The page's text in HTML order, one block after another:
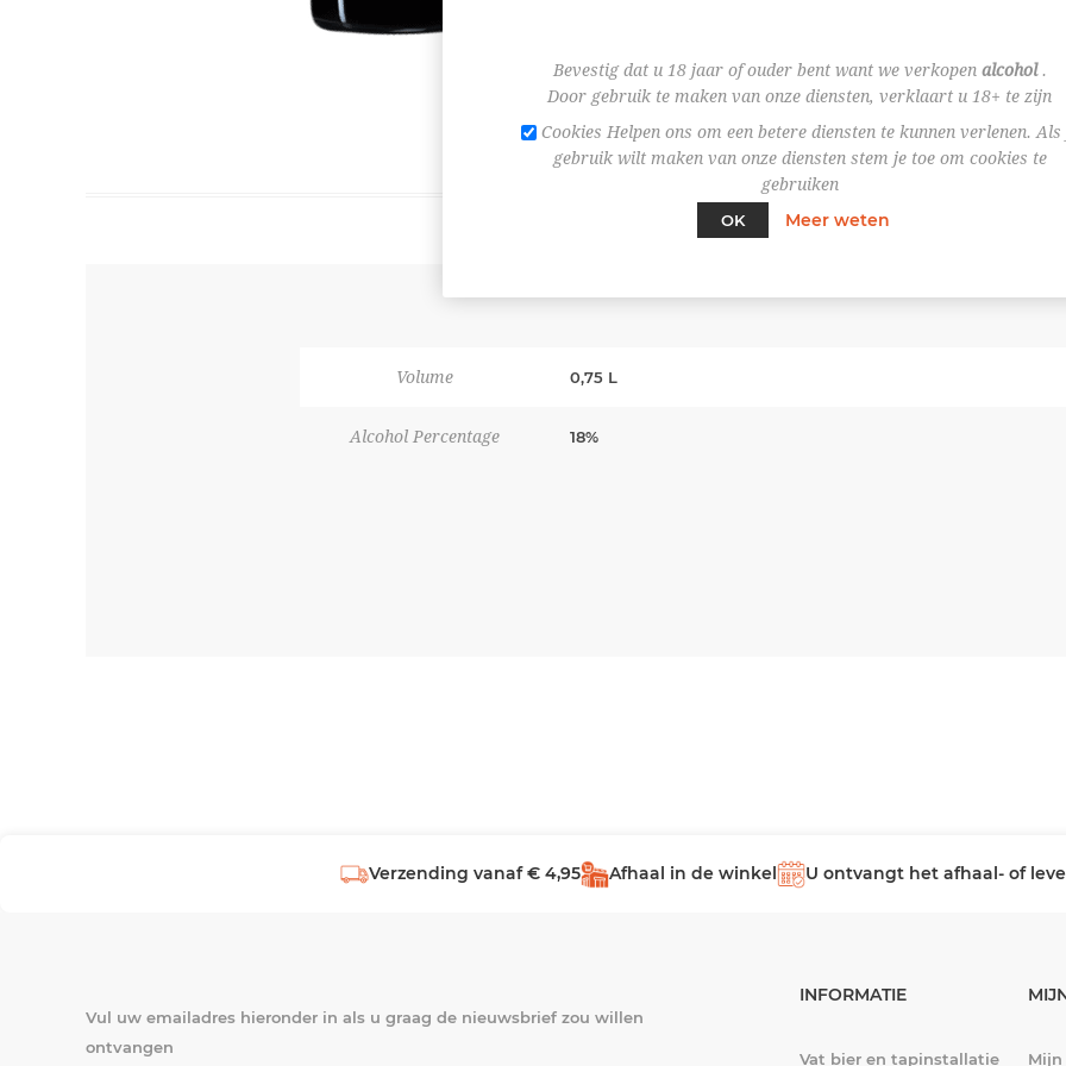
SPECIFICATIES
Volume 0,75 L
Alcohol Percentage 18%
Verzending vanaf € 4,95 Afhaal in de winkel U ontvangt het afhaal- of
Vul uw emailadres hieronder in als u graag de nieuwsbrief zou willen
ontvangen
INFORMATIE
Vat bier en tapinstallatie Mijn
Bevestig dat u 18 jaar of ouder bent want we verkopen alcohol.
Door gebruik te maken van onze diensten, verklaart u 18+ te zijn
Cookies Helpen ons om een betere diensten te kunnen verlenen. Als
gebruik wilt maken van onze diensten stem je toe om cookies te
gebruiken
OK
Meer weten